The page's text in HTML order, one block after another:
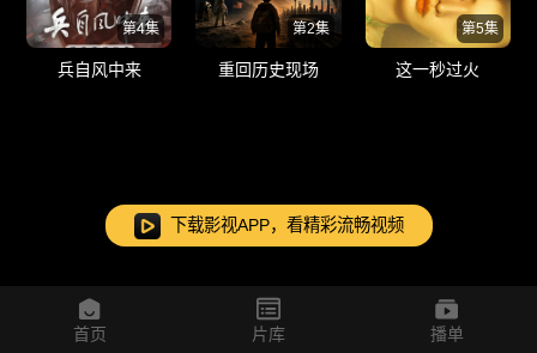
第4集
兵自风中来
第2集
重回历史现场
第5集
这一秒过火
下载影视APP，看精彩流畅视频
首页 片库 播单